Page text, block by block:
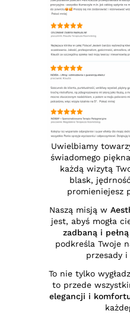
Uwielbiamy
świadomego
każdą wizytą
blask,
promieniejesz
Naszą misją w
jest, abyś mogła
zadbaną i
podkreśla Twoje
przesady
To nie tylko
to przede
elegancji i